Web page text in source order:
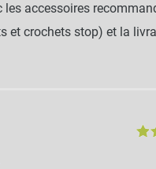
les accessoires
et crochets stop) et la